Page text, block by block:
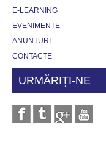
E-LEARNING
EVENIMENTE
ANUNȚURI
CONTACTE
URMĂRIȚI-NE